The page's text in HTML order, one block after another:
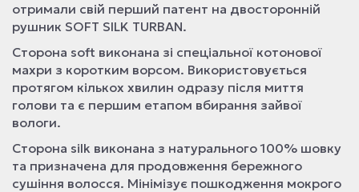
отримали свій перший патент на двосторонній
рушник SOFT SILK TURBAN.
Сторона soft виконана зі спеціальної котонової
махри з коротким ворсом. Використовується
протягом кількох хвилин одразу після миття
голови та є першим етапом вбирання зайвої
вологи.
Сторона silk виконана з натурального 100% шовку
та призначена для продовження бережного
сушіння волосся. Мінімізує пошкодження мокрого